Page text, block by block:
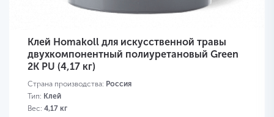
Клей Homakoll для искусственной травы
двухкомпонентный полиуретановый Green
2K PU (4,17 кг)
Страна производства: Россия
Тип: Клей
Вес: 4,17 кг